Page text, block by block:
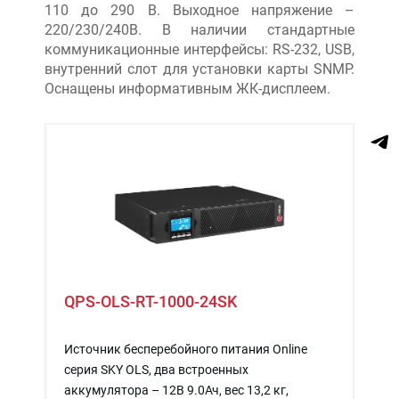
110 до 290 В. Выходное напряжение –
220/230/240В. В наличии стандартные
коммуникационные интерфейсы: RS-232, USB,
внутренний слот для установки карты SNMP.
Оснащены информативным ЖК-дисплеем.
QPS-OLS-RT-1000-24SK
Источник бесперебойного питания Online
серия SKY OLS, два встроенных
аккумулятора – 12В 9.0Ач, вес 13,2 кг,